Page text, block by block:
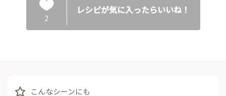
2
レシピが気に入ったらいいね！
こんなシーンにも